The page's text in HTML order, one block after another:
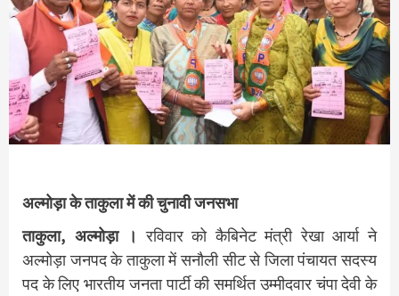
अल्मोड़ा के ताकुला में की चुनावी जनसभा
ताकुला, अल्मोड़ा । रविवार को कैबिनेट मंत्री रेखा आर्या ने
अल्मोड़ा जनपद के ताकुला में सनौली सीट से जिला पंचायत सदस्य
पद के लिए भारतीय जनता पार्टी की समर्थित उम्मीदवार चंपा देवी के